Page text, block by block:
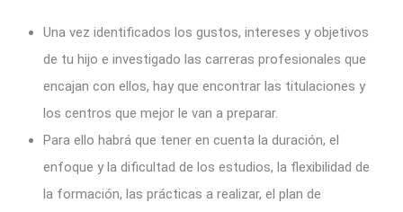
Una vez identificados los gustos, intereses y objetivos
de tu hijo e investigado las carreras profesionales que
encajan con ellos, hay que encontrar las titulaciones y
los centros que mejor le van a preparar.
Para ello habrá que tener en cuenta la duración, el
enfoque y la dificultad de los estudios, la flexibilidad de
la formación, las prácticas a realizar, el plan de